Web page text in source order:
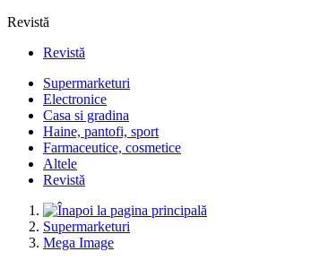
Revistă
Revistă
Supermarketuri
Electronice
Casa si gradina
Haine, pantofi, sport
Farmaceutice, cosmetice
Altele
Revistă
Supermarketuri
Mega Image